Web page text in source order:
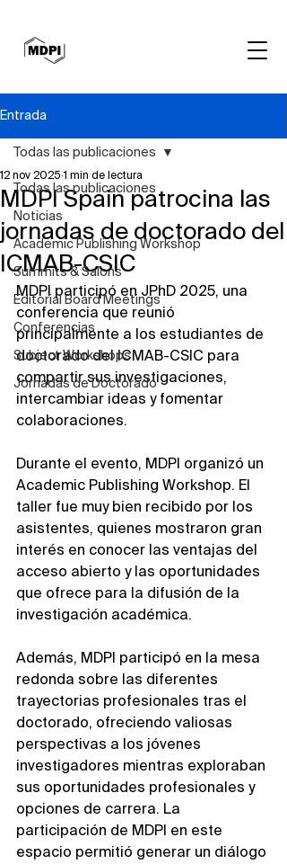
Entrada
Todas las publicaciones
Noticias
Academic Publishing Workshop
Summits & Salons
Editorial Board Meetings
Conferencias
Subject Workshops
Jornadas de Doctorado
Todas las publicaciones
MDPI Spain patrocina las
jornadas de doctorado del
ICMAB-CSIC
12 nov 2025 1 min de lectura
MDPI participó en JPhD 2025, una
conferencia que reunió
principalmente a los estudiantes de
doctorado del ICMAB-CSIC para
compartir sus investigaciones,
intercambiar ideas y fomentar
colaboraciones.
Durante el evento, MDPI organizó un
Academic Publishing Workshop. El
taller fue muy bien recibido por los
asistentes, quienes mostraron gran
interés en conocer las ventajas del
acceso abierto y las oportunidades
que ofrece para la difusión de la
investigación académica.
Además, MDPI participó en la mesa
redonda sobre las diferentes
trayectorias profesionales tras el
doctorado, ofreciendo valiosas
perspectivas a los jóvenes
investigadores mientras exploraban
sus oportunidades profesionales y
opciones de carrera. La
participación de MDPI en este
espacio permitió generar un diálogo